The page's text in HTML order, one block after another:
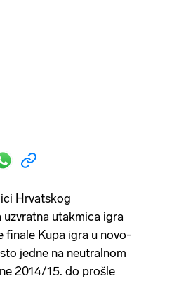
Hrvatskog
utakmica igra
finale Kupa igra u novo-
jedne na neutralnom
2014/15. do prošle